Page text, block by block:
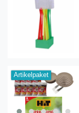
Artikelpaket